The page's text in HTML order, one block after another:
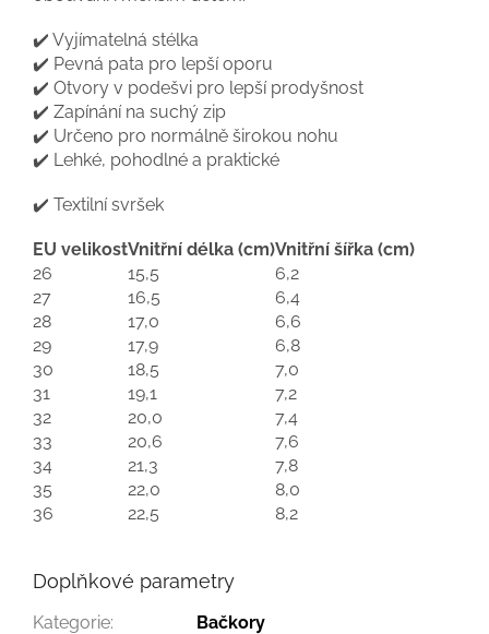
✔️ Vyjímatelná stélka
✔️ Pevná pata pro lepší oporu
✔️ Otvory v podešvi pro lepší prodyšnost
✔️ Zapínání na suchý zip
✔️ Určeno pro normálně širokou nohu
✔️ Lehké, pohodlné a praktické
✔️ Textilní svršek
EU velikostVnitřní délka (cm)Vnitřní šířka (cm)
26
15,5
6,2
27
16,5
6,4
28
17,0
6,6
29
17,9
6,8
30
18,5
7,0
31
19,1
7,2
32
20,0
7,4
33
20,6
7,6
34
21,3
7,8
35
22,0
8,0
36
22,5 8,2
Doplňkové parametry
Kategorie: Bačkory